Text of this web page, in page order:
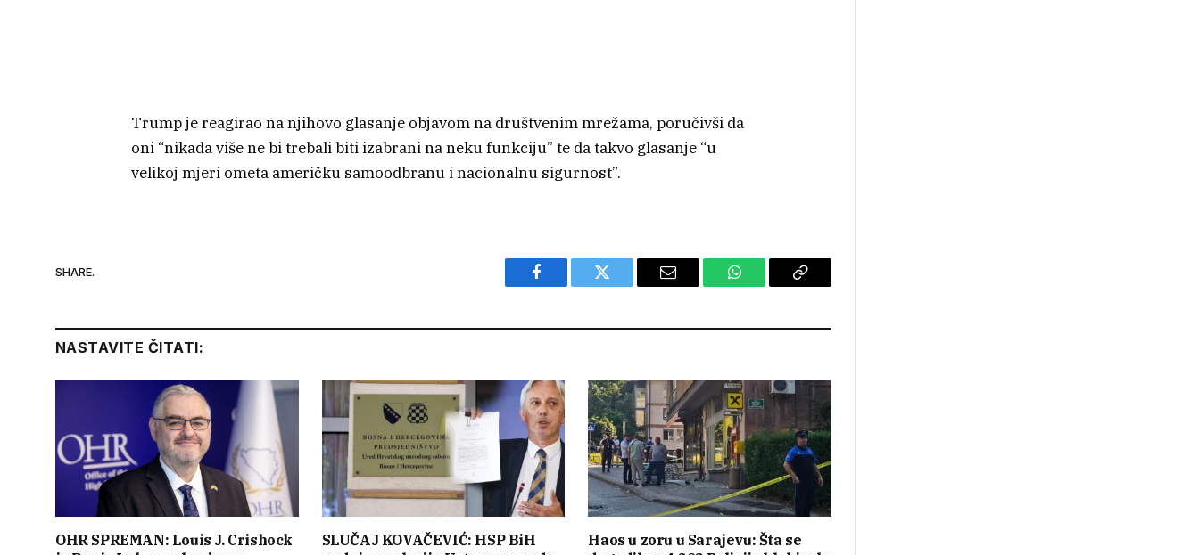
Trump je reagirao na njihovo glasanje objavom na društvenim mrežama, poručivši da
oni “nikada više ne bi trebali biti izabrani na neku funkciju” te da takvo glasanje “u
velikoj mjeri ometa američku samoodbranu i nacionalnu sigurnost”.
SHARE.
Facebook Twitter Email WhatsAppCopy
NASTAVITE ČITATI:
OHR SPREMAN: Louis J. Crishock
SLUČAJ KOVAČEVIĆ: HSP BiH
Haos u zoru u Sarajevu: Šta se